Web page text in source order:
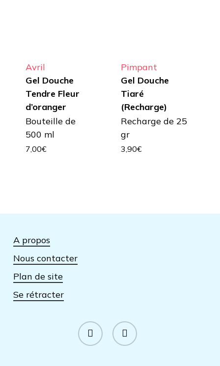
Avril
Gel Douche
Tendre Fleur
d’oranger
Bouteille de
500 ml
7,00€
Pimpant
Gel Douche
Tiaré
(Recharge)
Recharge de 25
gr
3,90€
A propos
Nous contacter
Plan de site
Se rétracter
facebook instagram